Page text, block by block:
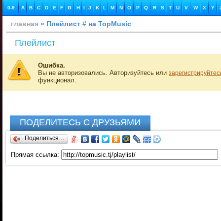
0-9 A B C D E F G H I J K L M N O P Q R S T U V W X Y
главная » Плейлист # на TopMusic
Плейлист
Ошибка.
Вы не авторизовались. Авторизуйтесь или
функционал.
ПОДЕЛИТЕСЬ С ДРУЗЬЯМИ
Поделиться…
Прямая ссылка: